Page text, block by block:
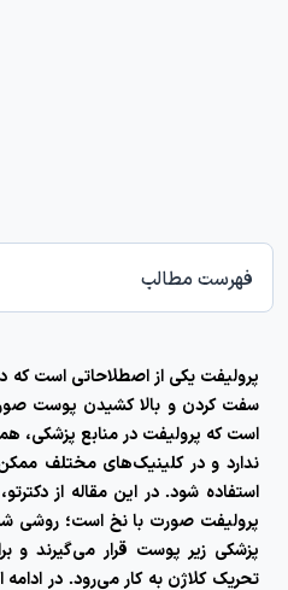
فهرست مطالب
پرولیفت یکی از اصطلاحاتی است که
سفت کردن و بالا کشیدن پوست
است که پرولیفت در منابع پزشکی،
ندارد و در کلینیک‌های مختلف
استفاده شود. در این مقاله از
پرولیفت صورت با نخ است؛ روشی
پزشکی زیر پوست قرار می‌گیرند و
تحریک کلاژن به کار می‌رود. در